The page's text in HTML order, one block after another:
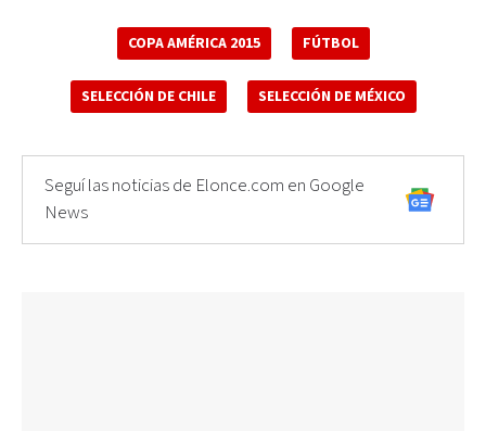
COPA AMÉRICA 2015 FÚTBOL
SELECCIÓN DE CHILE SELECCIÓN DE MÉXICO
Seguí las noticias de Elonce.com en Google
News